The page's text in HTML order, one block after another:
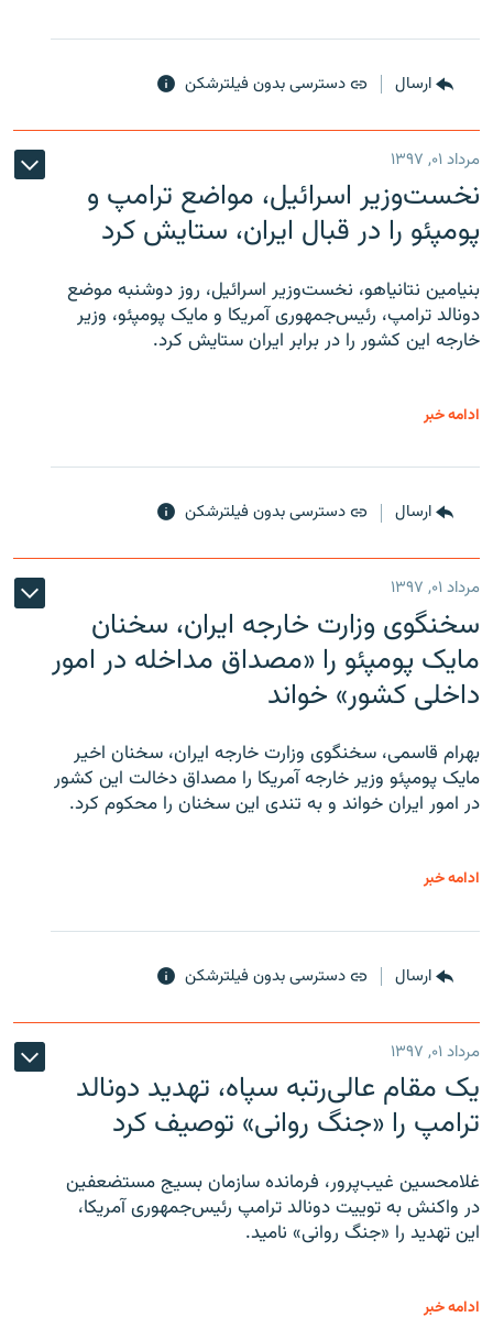
ارسال دسترسی بدون فیلترشکن
مرداد ۰۱, ۱۳۹۷
نخست‌وزیر اسرائیل، مواضع ترامپ و
پومپئو را در قبال ایران، ستایش کرد
بنیامین نتانیاهو، نخست‌وزیر اسرائیل، روز دوشنبه موضع
دونالد ترامپ، رئیس‌جمهوری آمریکا و مایک پومپئو، وزیر
خارجه این کشور را در برابر ایران ستایش کرد.
ادامه خبر
ارسال دسترسی بدون فیلترشکن
مرداد ۰۱, ۱۳۹۷
سخنگوی وزارت خارجه ایران، سخنان
مایک پومپئو را «مصداق مداخله در امور
داخلی کشور» خواند
بهرام قاسمی، سخنگوی وزارت خارجه ایران، سخنان اخیر
مایک پومپئو وزیر خارجه آمریکا را مصداق دخالت این کشور
در امور ایران خواند و به تندی این سخنان را محکوم کرد.
ادامه خبر
ارسال دسترسی بدون فیلترشکن
مرداد ۰۱, ۱۳۹۷
یک مقام عالی‌رتبه سپاه، تهدید دونالد
ترامپ را «جنگ روانی» توصیف کرد
غلامحسین غیب‌پرور، فرمانده سازمان بسیج مستضعفین
در واکنش به توییت دونالد ترامپ رئیس‌جمهوری آمریکا،
این تهدید را «جنگ روانی» نامید.
ادامه خبر